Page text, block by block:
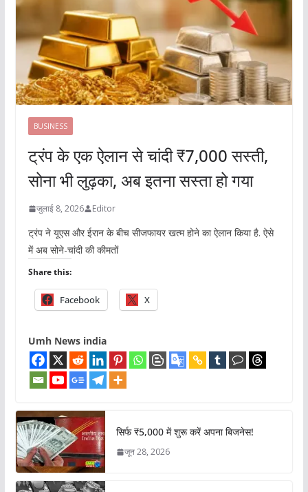
BUSINESS
ट्रंप के एक ऐलान से चांदी ₹7,000 सस्ती,
सोना भी लुढ़का, अब इतना सस्ता हो गया
जुलाई 8, 2026 Editor
ट्रंप ने यूएस और ईरान के बीच सीजफायर खत्म होने का ऐलान किया है. ऐसे
में अब सोने-चांदी की कीमतों
Share this:
Facebook X
Umh News india
सिर्फ ₹5,000 में शुरू करें अपना बिजनेस!
जून 28, 2026